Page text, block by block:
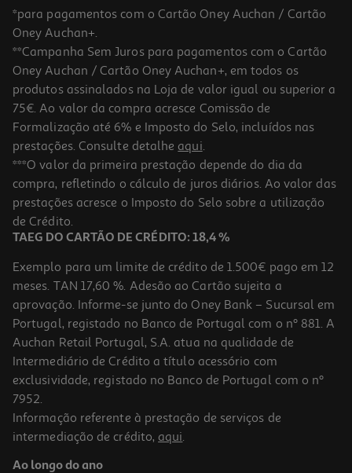
Conjunto De 4 Blocos De Notas Auchan Aderentes Com 50 Folhas
50x40mm
1.29 €/un
1,29 €
-10%
Conjunto De 4 Marcadores Aderentes Com Dispensador Com 36
Folhas Auchan
2.69 €/un
*para pagamentos com o Cartão Oney Auchan / Cartão
Oney Auchan+.
**Campanha Sem Juros para pagamentos com o Cartão
Oney Auchan / Cartão Oney Auchan+, em todos os
produtos assinalados na Loja de valor igual ou superior a
75€. Ao valor da compra acresce Comissão de
Formalização até 6% e Imposto do Selo, incluídos nas
prestações. Consulte detalhe aqui.
***O valor da primeira prestação depende do dia da
compra, refletindo o cálculo de juros diários. Ao valor das
prestações acresce o Imposto do Selo sobre a utilização
de Crédito.
TAEG DO CARTÃO DE CRÉDITO: 18,4 %
Exemplo para um limite de crédito de 1.500€ pago em 12
meses. TAN 17,60 %. Adesão ao Cartão sujeita a
aprovação. Informe-se junto do Oney Bank – Sucursal em
Portugal, registado no Banco de Portugal com o nº 881. A
Auchan Retail Portugal, S.A. atua na qualidade de
Intermediário de Crédito a título acessório com
exclusividade, registado no Banco de Portugal com o nº
7952.
Informação referente à prestação de serviços de
intermediação de crédito, aqui.
Ao longo do ano